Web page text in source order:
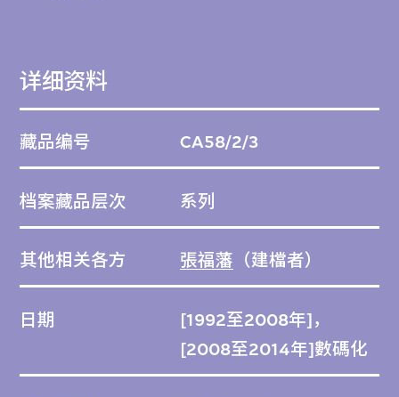
详细资料
藏品编号 CA58/2/3
档案藏品层次 系列
其他相关各方 張福藩 （建檔者）
日期
[1992至2008年]，
[2008至2014年]數碼化